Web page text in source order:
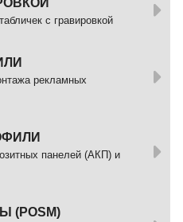
с гравировкой
рекламных
панелей (АКП) и
(POSM)